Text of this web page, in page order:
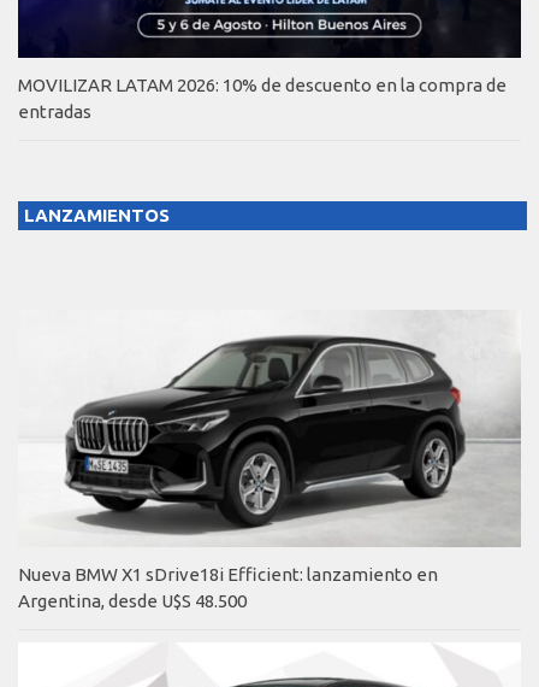
MOVILIZAR LATAM 2026: 10% de descuento en la compra de
entradas
LANZAMIENTOS
Nueva BMW X1 sDrive18i Efficient: lanzamiento en
Argentina, desde U$S 48.500